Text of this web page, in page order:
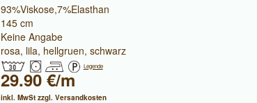
93%Viskose,7%Elasthan
145 cm
Keine Angabe
rosa, lila, hellgruen, schwarz
Legende
29.90 €/m
inkl. MwSt zzgl. Versandkosten